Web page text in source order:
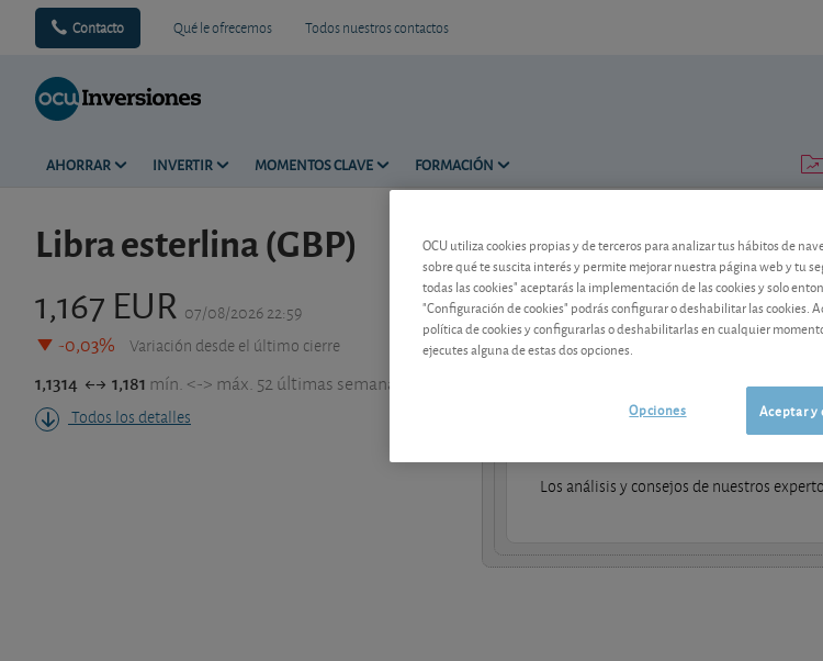
Contacto Qué le ofrecemos Todos nuestros contactos
AHORRAR INVERTIR MOMENTOS CLAVE FORMACIÓN
Libra esterlina (GBP)
1,167 EUR 07/08/2026 22:59
-0,03% Variación desde el último cierre
1,1314 1,181 mín. <-> máx. 52 últimas semanas
Todos los detalles
Previsiones a largo plazo
Los análisis y consejos de nuestros
OCU utiliza cookies propias y de terceros para analizar tus hábitos de
sobre qué te suscita interés y permite mejorar nuestra página web y tu
todas las cookies" aceptarás la implementación de las cookies y solo
"Configuración de cookies" podrás configurar o deshabilitar las cookies.
política de cookies y configurarlas o deshabilitarlas en cualquier
ejecutes alguna de estas dos opciones.
Aceptar
Opciones